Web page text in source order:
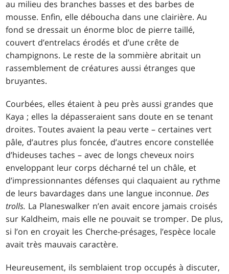
au milieu des branches basses et des barbes de
mousse. Enfin, elle déboucha dans une clairière. Au
fond se dressait un énorme bloc de pierre taillé,
couvert d’entrelacs érodés et d’une crête de
champignons. Le reste de la sommière abritait un
rassemblement de créatures aussi étranges que
bruyantes.
Courbées, elles étaient à peu près aussi grandes que
Kaya ; elles la dépasseraient sans doute en se tenant
droites. Toutes avaient la peau verte – certaines vert
pâle, d’autres plus foncée, d’autres encore constellée
d’hideuses taches – avec de longs cheveux noirs
enveloppant leur corps décharné tel un châle, et
d’impressionnantes défenses qui claquaient au rythme
de leurs bavardages dans une langue inconnue.Des
trolls. La Planeswalker n’en avait encore jamais croisés
sur Kaldheim, mais elle ne pouvait se tromper. De plus,
si l’on en croyait les Cherche-présages, l’espèce locale
avait très mauvais caractère.
Heureusement, ils semblaient trop occupés à discuter,